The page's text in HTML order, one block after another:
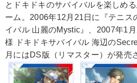
とドキドキのサバイバルを楽しめ
ーム。2006年12月21日に『テニス
イバル 山麗のMystic』、2007年1
様 ドキドキサバイバル 海辺の
月にはDS版（リマスター）が発売